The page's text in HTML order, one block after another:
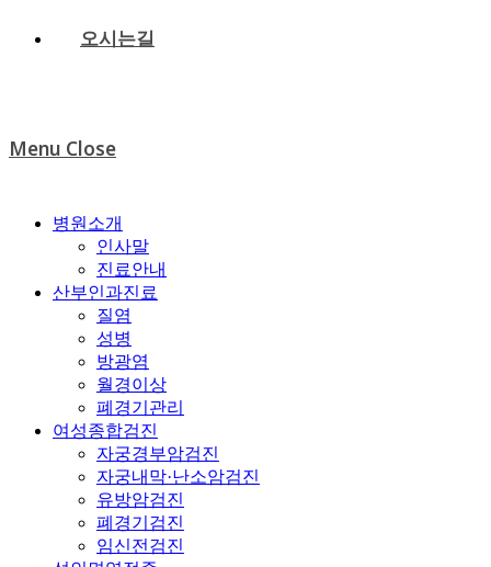
오시는길
Menu Close
병원소개
인사말
진료안내
산부인과진료
질염
성병
방광염
월경이상
폐경기관리
여성종합검진
자궁경부암검진
자궁내막·난소암검진
유방암검진
폐경기검진
임신전검진